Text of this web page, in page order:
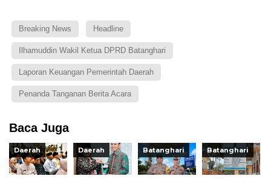
Breaking News Headline
Ilhamuddin Wakil Ketua DPRD Batanghari
Laporan Keuangan Pemerintah Daerah
Penanda Tanganan Berita Acara
Baca Juga
Daerah Daerah Batanghari Batanghari